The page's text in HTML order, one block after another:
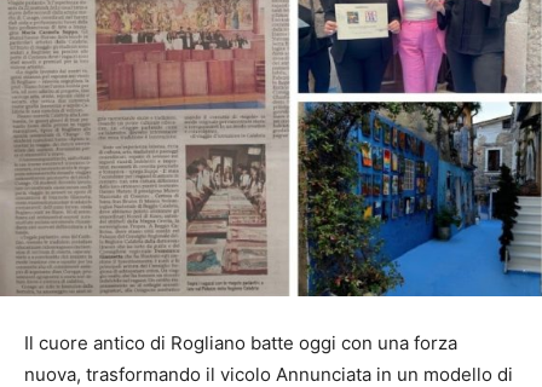
Il cuore antico di Rogliano batte oggi con una forza
nuova, trasformando il vicolo Annunciata in un modello di